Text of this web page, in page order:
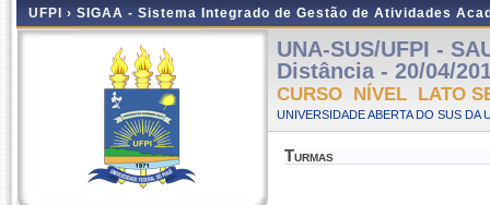
UFPI › SIGAA - Sistema Integrado de Gestão de Atividades
UNA-SUS/UFPI -
Distância - 20/04/
CURSO NÍVEL LATO
UNIVERSIDADE ABERTA DO SUS DA
Turmas